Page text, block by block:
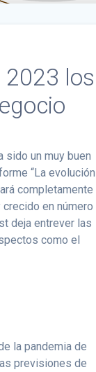
2023 los
sido un muy buen
“La evolución
completamente
en número
deja entrever las
como el
la pandemia de
previsiones de